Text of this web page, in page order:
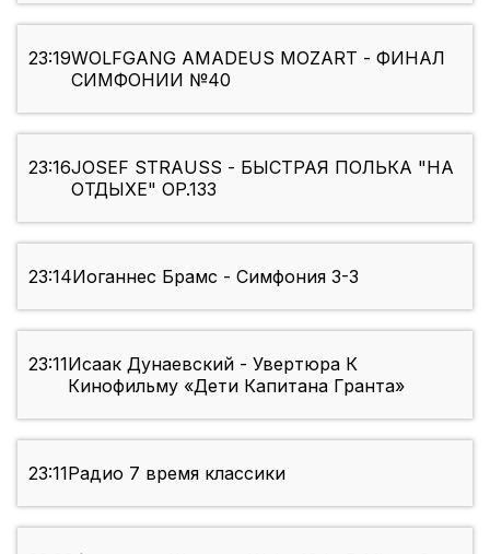
23:19WOLFGANG AMADEUS MOZART - ФИНАЛ
СИМФОНИИ №40
23:16JOSEF STRAUSS - БЫСТРАЯ ПОЛЬКА "НА
ОТДЫХЕ" OP.133
23:14Иоганнес Брамс - Симфония 3-3
23:11Исаак Дунаевский - Увертюра К
Кинофильму «Дети Капитана Гранта»
23:11Радио 7 время классики